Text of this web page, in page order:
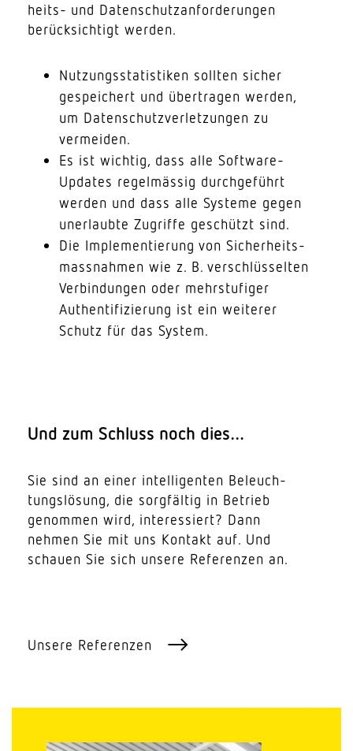
heits- und Daten­schutz­an­for­de­rungen
berück­sichtigt werden.
Nutzungs­sta­tis­tiken sollten sicher
gespei­chert und über­tragen werden,
um Daten­schutz­ver­let­zungen zu
vermeiden.
Es ist wichtig, dass alle Software-
Updates regel­mässig durch­ge­führt
werden und dass alle Systeme gegen
uner­laubte Zugriffe geschützt sind.
Die Imple­men­tierung von Sicher­heits­
mass­nahmen wie z. B. verschlüs­selten
Verbin­dungen oder mehr­stu­figer
Authen­ti­fi­zierung ist ein weiterer
Schutz für das System.
Und zum Schluss noch dies…
Sie sind an einer intel­li­genten Beleuch­
tungs­lösung, die sorg­fältig in Betrieb
genommen wird, inter­es­siert? Dann
nehmen Sie mit uns Kontakt auf. Und
schauen Sie sich unsere Refe­renzen an.
Unsere Refe­renzen